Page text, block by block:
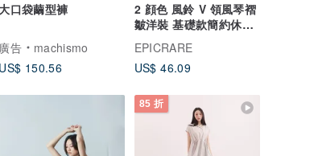
大口袋繭型褲
廣告
machismo
US$ 150.56
2 顔色 風鈴 V 領風琴褶
皺洋裝 基礎款簡約休閒
寬鬆氣質襯衫長裙
EPICRARE
US$ 46.09
85 折